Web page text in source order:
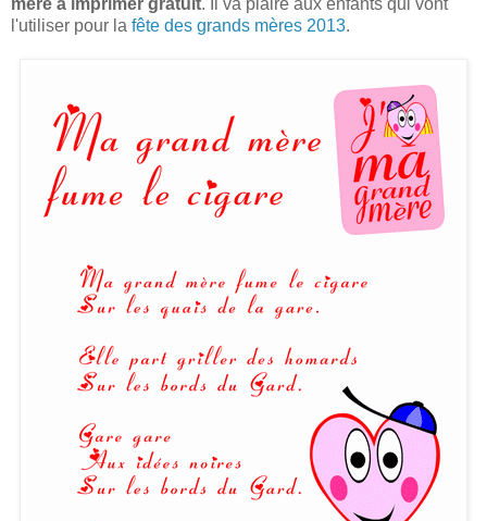
mère à imprimer gratuit. Il va plaire aux enfants qui vont
l'utiliser pour la fête des grands mères 2013.